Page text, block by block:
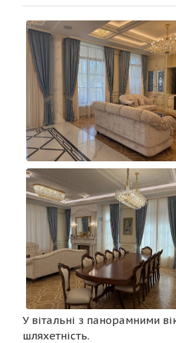
У вітальні з панорамними
шляхетність.